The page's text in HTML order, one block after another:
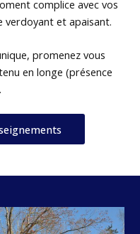
complice avec vos
verdoyant et apaisant.
promenez vous
en longe (présence